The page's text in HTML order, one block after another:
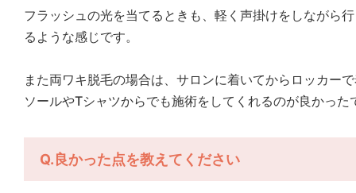
フラッシュの光を当てるときも、軽く声掛けをしながら
るような感じです。
また両ワキ脱毛の場合は、サロンに着いてからロッカー
ソールやTシャツからでも施術をしてくれるのが良かった
Q.良かった点を教えてください